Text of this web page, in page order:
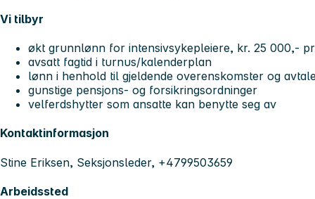
Vi tilbyr
økt grunnlønn for intensivsykepleiere, kr. 25 000,-
avsatt fagtid i turnus/kalenderplan
lønn i henhold til gjeldende overenskomster og
gunstige pensjons- og forsikringsordninger
velferdshytter som ansatte kan benytte seg av
Kontaktinformasjon
Stine Eriksen, Seksjonsleder, +4799503659
Arbeidssted